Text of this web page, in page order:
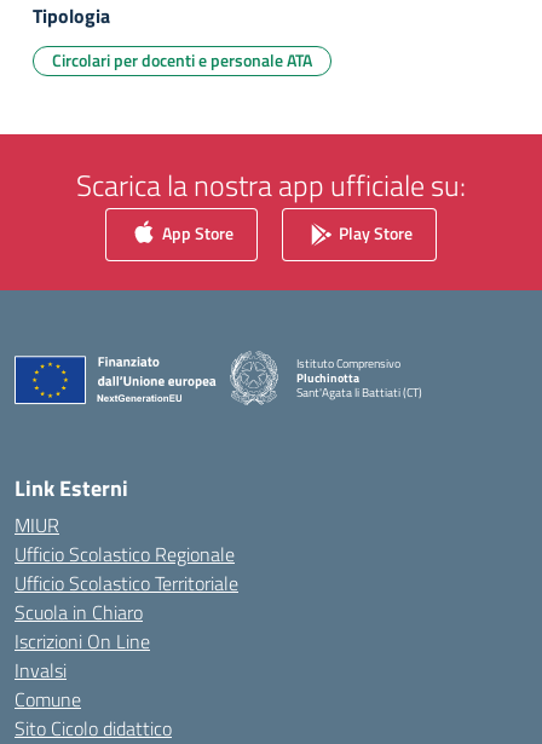
Tipologia
Circolari per docenti e personale ATA
Scarica la nostra app ufficiale su:
App Store Play Store
Istituto Comprensivo
Pluchinotta
Sant'Agata li Battiati (CT)
— Visita la pagina iniziale della scuola
Link Esterni
MIUR
Ufficio Scolastico Regionale
Ufficio Scolastico Territoriale
Scuola in Chiaro
Iscrizioni On Line
Invalsi
Comune
Sito Cicolo didattico